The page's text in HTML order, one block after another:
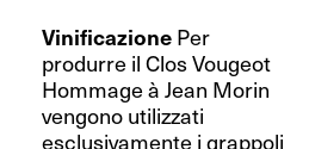
Vinificazione Per
produrre il Clos Vougeot
Hommage à Jean Morin
vengono utilizzati
esclusivamente i grappoli